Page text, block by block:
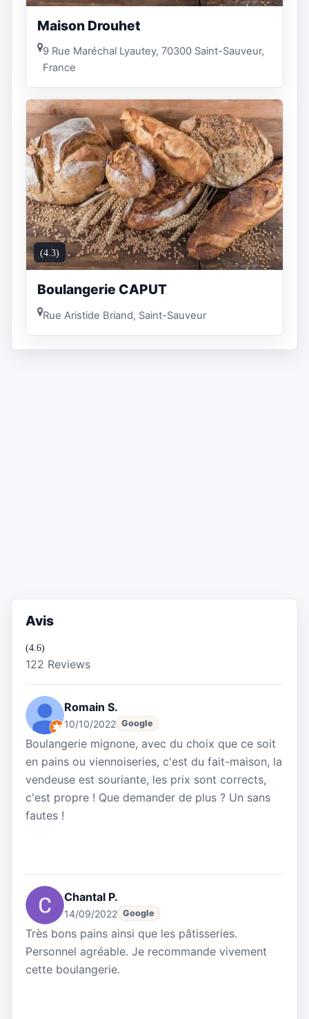
Maison Drouhet
9 Rue Maréchal Lyautey, 70300 Saint-Sauveur,
France
(4.3)
Boulangerie CAPUT
Rue Aristide Briand, Saint-Sauveur
Avis
(4.6)
122 Reviews
Romain S.
10/10/2022 Google
Boulangerie mignone, avec du choix que ce soit
en pains ou viennoiseries, c'est du fait-maison, la
vendeuse est souriante, les prix sont corrects,
c'est propre ! Que demander de plus ? Un sans
fautes !
Chantal P.
14/09/2022 Google
Très bons pains ainsi que les pâtisseries.
Personnel agréable. Je recommande vivement
cette boulangerie.